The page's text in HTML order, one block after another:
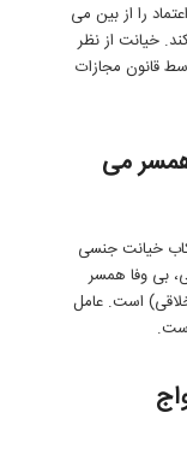
را از بین می
خیانت از نظر
قانون مجازات
می
خیانت جنسی
بی وفا همسر
است. عامل